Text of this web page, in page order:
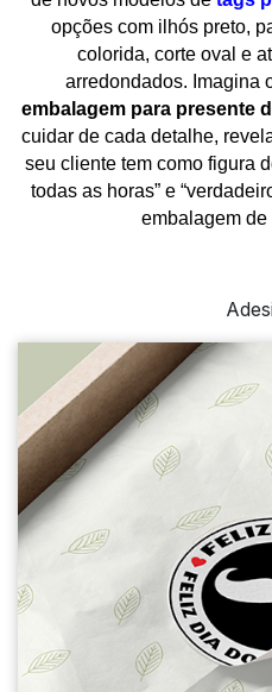
opções com ilhós preto,
colorida, corte oval e
embalagem para presente
cuidar de cada detalhe,
seu cliente tem como figura
todas as horas” e
embalagem